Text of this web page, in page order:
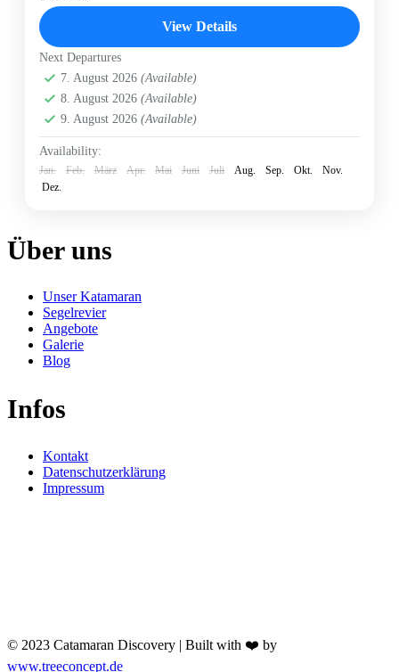
La Caletta ,Santa Lucia
Berchida,Strand von Capo Comino
Easy
1 Person
View Details
Next Departures
7. August 2026 (Available)
8. August 2026 (Available)
9. August 2026 (Available)
Availability:
Jan. Feb. März Apr. Mai Juni Juli Aug. Sep. Okt.
Nov.
Dez.
Über uns
Unser Katamaran
Segelrevier
Angebote
Galerie
Blog
Infos
Kontakt
Datenschutzerklärung
Impressum
© 2023 Catamaran Discovery | Built with ❤️ by
www.treeconcept.de